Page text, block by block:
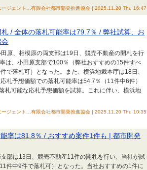
ージェント…有限会社都市開発推進協会 | 2025.11.20 Thu 16:47
/ 全体の落札可能率は79.7％ / 弊社試算、お
会
原、相模原の両支部は19日、競売不動産の開札を行
は、小田原支部で100％（弊社おすすめの15件すべ
で落札可）となった。また、横浜地裁本庁は18日、
札予想価額での落札可能率は54.7％（11件中6件）
可能な応札予想価額を試算。これに伴い、横浜地
ージェント…有限会社都市開発推進協会 | 2025.11.20 Thu 10:35
率は81.8％ / おすすめ案件1件も | 都市開発
部は13日、競売不動産11件の開札を行い、当社が試
件中9件で落札可）となった。当社おすすめの1件に